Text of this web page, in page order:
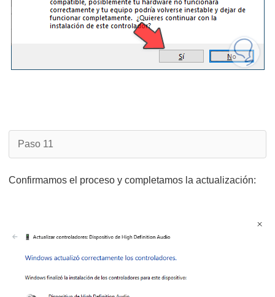
Paso 11
Confirmamos el proceso y completamos la actualización: